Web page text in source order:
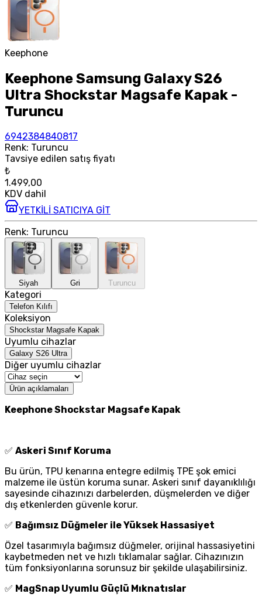
Keephone
Keephone Samsung Galaxy S26
Ultra Shockstar Magsafe Kapak -
Turuncu
6942384840817
Renk: Turuncu
Tavsiye edilen satış fiyatı
₺
1.499,00
KDV dahil
YETKİLİ SATICIYA GİT
Renk: Turuncu
Siyah Gri Turuncu
Kategori
Telefon Kılıfı
Koleksiyon
Shockstar Magsafe Kapak
Uyumlu cihazlar
Galaxy S26 Ultra
Diğer uyumlu cihazlar
Ürün açıklamaları
Keephone Shockstar Magsafe Kapak
✅ Askeri Sınıf Koruma
Bu ürün, TPU kenarına entegre edilmiş TPE şok emici
malzeme ile üstün koruma sunar. Askeri sınıf dayanıklılığı
sayesinde cihazınızı darbelerden, düşmelerden ve diğer
dış etkenlerden güvenle korur.
✅ Bağımsız Düğmeler ile Yüksek Hassasiyet
Özel tasarımıyla bağımsız düğmeler, orijinal hassasiyetini
kaybetmeden net ve hızlı tıklamalar sağlar. Cihazınızın
tüm fonksiyonlarına sorunsuz bir şekilde ulaşabilirsiniz.
✅ MagSnap Uyumlu Güçlü Mıknatıslar